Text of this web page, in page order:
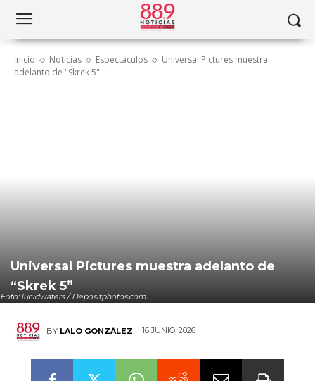
Inicio Noticias Espectáculos
Universal Pictures muestra
adelanto de "Skrek 5"
Foto: lucidwaters / Depositphotos.com
Universal Pictures muestra adelanto de
“Skrek 5”
BY LALO GONZÁLEZ 16 JUNIO, 2026